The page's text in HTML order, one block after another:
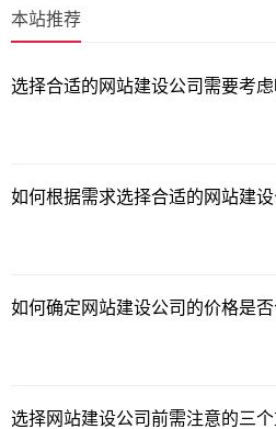
本站推荐
选择合适的网站建设公司需要考
如何根据需求选择合适的网站建设
如何确定网站建设公司的价格是
选择网站建设公司前需注意的三